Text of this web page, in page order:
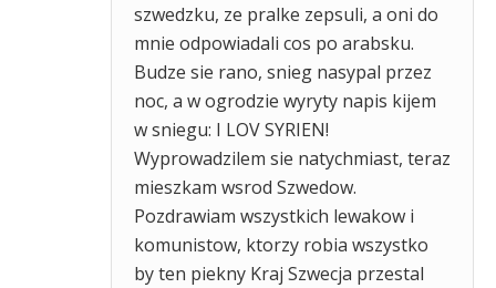
szwedzku, ze pralke zepsuli, a oni do
mnie odpowiadali cos po arabsku.
Budze sie rano, snieg nasypal przez
noc, a w ogrodzie wyryty napis kijem
w sniegu: I LOV SYRIEN!
Wyprowadzilem sie natychmiast, teraz
mieszkam wsrod Szwedow.
Pozdrawiam wszystkich lewakow i
komunistow, ktorzy robia wszystko
by ten piekny Kraj Szwecja przestal